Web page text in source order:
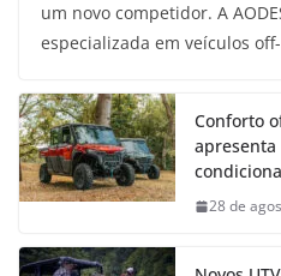
um novo competidor. A
especializada em veículos
Conforto
apresenta
28 de